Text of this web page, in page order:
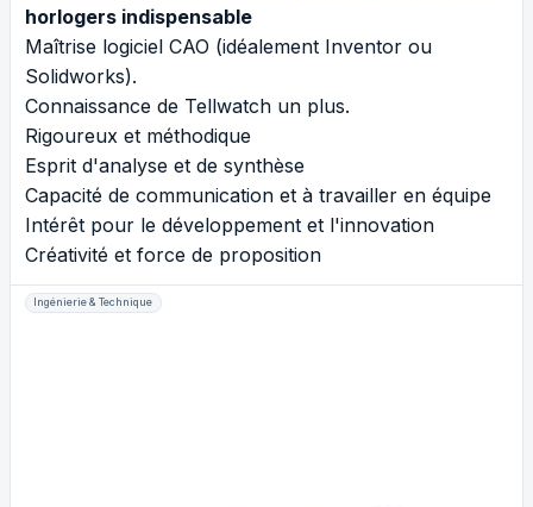
horlogers indispensable
Maîtrise logiciel CAO (idéalement Inventor ou
Solidworks).
Connaissance de Tellwatch un plus.
Rigoureux et méthodique
Esprit d'analyse et de synthèse
Capacité de communication et à travailler en équipe
Intérêt pour le développement et l'innovation
Créativité et force de proposition
Ingénierie & Technique